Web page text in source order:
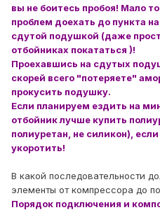
вы не боитесь пробоя! Мало
проблем доехать до пункта
сдутой подушкой (даже
отбойниках покататься )!
Проехавшись на сдутых
скорей всего "потеряете"
прокусить подушку.
Если планируем ездить на
отбойник лучше купить
полиуретан, не силикон),
укоротить!
В какой последовательности
элементы от компрессора до
Порядок подключения и